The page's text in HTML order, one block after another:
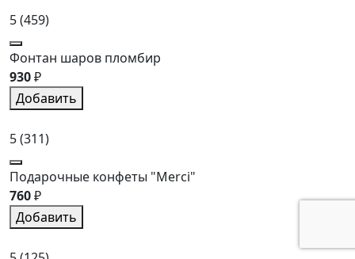
5(459)
Фонтан шаров пломбир
930₽
Добавить
5(311)
Подарочные конфеты "Merci"
760₽
Добавить